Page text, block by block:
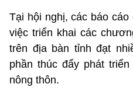
Tại hội nghị, các báo
việc triển khai các
trên địa bàn tỉnh đạt
phần thúc đẩy phát
nông thôn.